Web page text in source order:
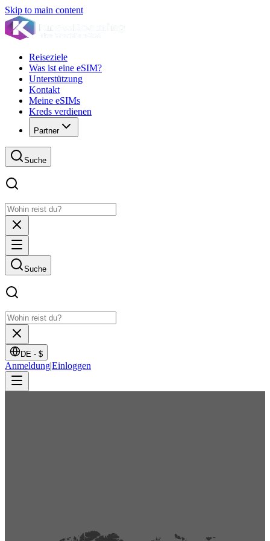
Skip to main content
Reiseziele
Was ist eine eSIM?
Unterstützung
Kontakt
Meine eSIMs
Kreds verdienen
Partner
Suche
Suche
DE - $
Anmeldung|Einloggen